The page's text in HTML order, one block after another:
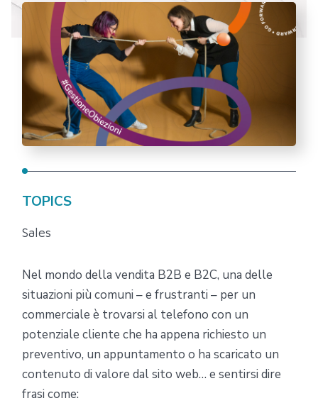
TOPICS
Sales
Nel mondo della vendita B2B e B2C, una delle
situazioni più comuni – e frustranti – per un
commerciale è trovarsi al telefono con un
potenziale cliente che ha appena richiesto un
preventivo, un appuntamento o ha scaricato un
contenuto di valore dal sito web… e sentirsi dire
frasi come: